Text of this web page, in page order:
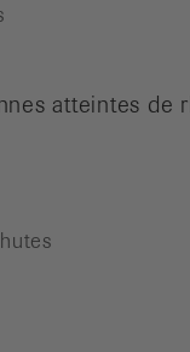
atteintes de